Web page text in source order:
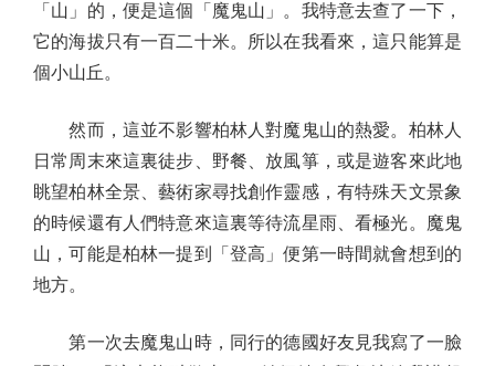
「山」的，便是這個「魔鬼山」。我特意去查了一下，
它的海拔只有一百二十米。所以在我看來，這只能算是
個小山丘。
然而，這並不影響柏林人對魔鬼山的熱愛。柏林人
日常周末來這裏徒步、野餐、放風箏，或是遊客來此地
眺望柏林全景、藝術家尋找創作靈感，有特殊天文景象
的時候還有人們特意來這裏等待流星雨、看極光。魔鬼
山，可能是柏林一提到「登高」便第一時間就會想到的
地方。
第一次去魔鬼山時，同行的德國好友見我寫了一臉